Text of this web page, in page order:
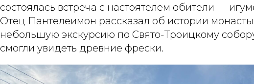
состоялась встреча с настоятелем обители —
Отец Пантелеимон рассказал об истории
небольшую экскурсию по Свято-Троицкому
смогли увидеть древние фрески.